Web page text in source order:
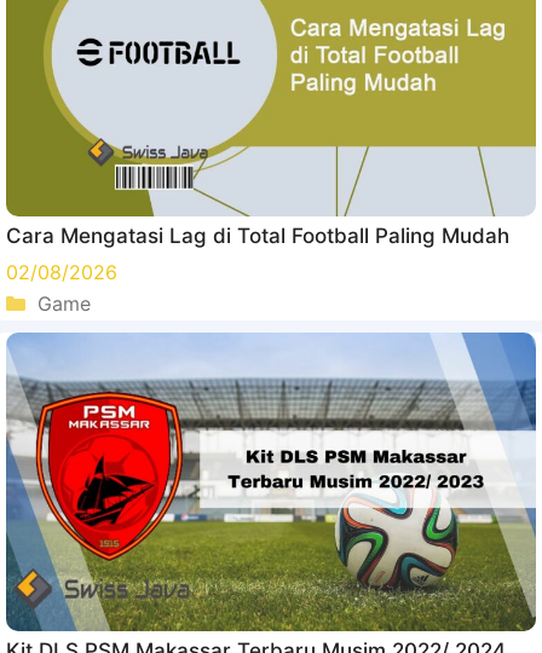
Cara Mengatasi Lag di Total Football Paling Mudah
02/08/2026
Kategori
Game